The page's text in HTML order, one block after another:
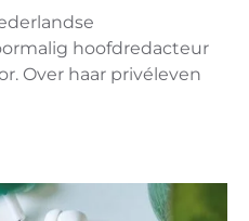
hoofdredacteur
Over haar privéleven